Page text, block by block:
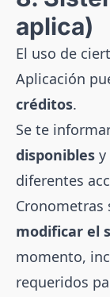
aplica)
El uso de
Aplicación
créditos.
Se te
disponibles y
diferentes
Cronometras
modificar el
momento,
requeridos